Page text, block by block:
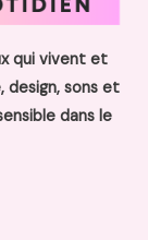
qui vivent et
design, sons et
dans le